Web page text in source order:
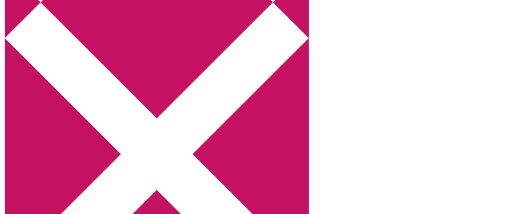
Annikas litteratur- och kulturblogg
Deckare, kriminalromaner, thrillers
Hem
Boktolva
Författarfemman
Kontakt
Webbshop Amazon
Utskriftscentralen
Min tv-blogg